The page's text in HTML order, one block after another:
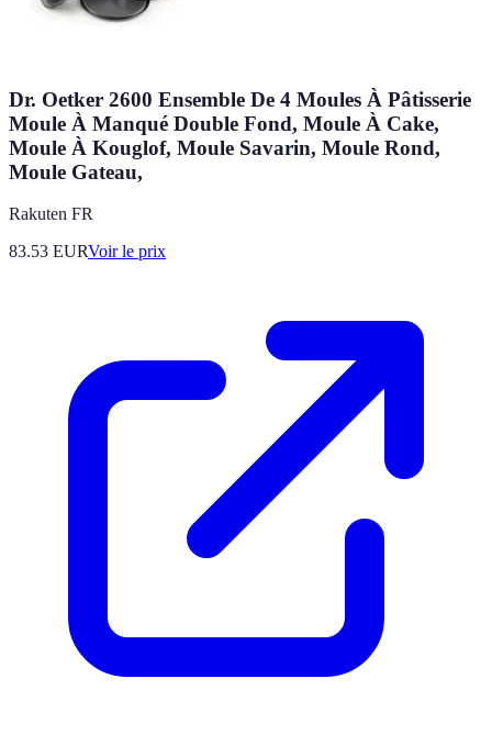
Dr. Oetker 2600 Ensemble De 4 Moules À Pâtisserie
Moule À Manqué Double Fond, Moule À Cake,
Moule À Kouglof, Moule Savarin, Moule Rond,
Moule Gateau,
Rakuten FR
83.53 EURVoir le prix